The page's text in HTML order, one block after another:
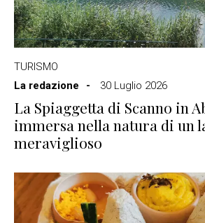
TURISMO
La redazione
30 Luglio 2026
La Spiaggetta di Scanno in
immersa nella natura di un
meraviglioso